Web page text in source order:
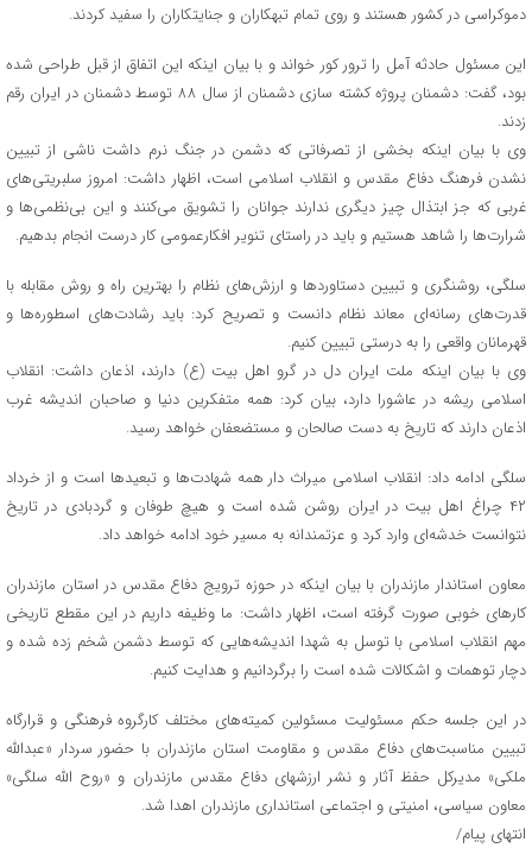
دموکراسی در کشور هستند و روی تمام تبهکاران و جنایتکاران را سفید کردند.
این مسئول حادثه آمل را ترور کور خواند و با بیان اینکه این اتفاق از قبل طراحی شده
بود، گفت: دشمنان پروژه کشته سازی دشمنان از سال ۸۸ توسط دشمنان در ایران رقم
زدند.
وی با بیان اینکه بخشی از تصرفاتی که دشمن در جنگ نرم داشت ناشی از تبیین
نشدن فرهنگ دفاع مقدس و انقلاب اسلامی است، اظهار داشت: امروز سلبریتی‌های
غربی که جز ابتذال چیز دیگری ندارند جوانان را تشویق می‌کنند و این بی‌نظمی‌ها و
شرارت‌ها را شاهد هستیم و باید در راستای تنویر افکارعمومی کار درست انجام بدهیم.
سلگی، روشنگری و تبیین دستاورد‌ها و ارزش‌های نظام را بهترین راه و روش مقابله با
قدرت‌های رسانه‌ای معاند نظام دانست و تصریح کرد: باید رشادت‌های اسطوره‌ها و
قهرمانان واقعی را به درستی تبیین کنیم.
وی با بیان اینکه ملت ایران دل در گرو اهل بیت (ع) دارند، اذعان داشت: انقلاب
اسلامی ریشه در عاشورا دارد، بیان کرد: همه متفکرین دنیا و صاحبان اندیشه غرب
اذعان دارند که تاریخ به دست صالحان و مستضعفان خواهد رسید.
سلگی ادامه داد: انقلاب اسلامی میراث دار همه شهادت‌ها و تبعید‌ها است و از خرداد
۴۲ چراغ اهل بیت در ایران روشن شده است و هیچ طوفان و گردبادی در تاریخ
نتوانست خدشه‌ای وارد کرد و عزتمندانه به مسیر خود ادامه خواهد داد.
معاون استاندار مازندران با بیان اینکه در حوزه ترویج دفاع مقدس در استان مازندران
کار‌های خوبی صورت گرفته است، اظهار داشت: ما وظیفه داریم در این مقطع تاریخی
مهم انقلاب اسلامی با توسل به شهدا اندیشه‌هایی که توسط دشمن شخم زده شده و
دچار توهمات و اشکالات شده است را برگردانیم و هدایت کنیم.
در این جلسه حکم مسئولیت مسئولین کمیته‌های مختلف کارگروه فرهنگی و قرارگاه
تبیین مناسبت‌های دفاع مقدس و مقاومت استان مازندران با حضور سردار «عبدالله
ملکی» مدیرکل حفظ آثار و نشر ارزشهای دفاع مقدس مازندران و «روح الله سلگی»
معاون سیاسی، امنیتی و اجتماعی استانداری مازندران اهدا شد.
انتهای پیام/